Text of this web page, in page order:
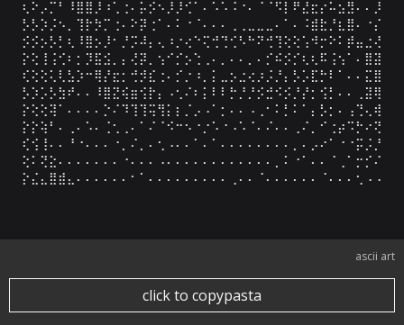
⢆⠕⡠⡉⠃⠸⣿⣿⡸⠰⢁⢐⠄⡥⡪⠢⡸⡸⢊⠁⠄⠡⠡⠨⠐⠄⠈⠈⠫⡇⠟⣜⣖⡔⠥⣢⣻⠄⠄⡸
⡣⡣⡱⡨⠢⡀⢹⡗⡳⡉⢐⠄⠕⡽⢐⠁⠄⠅⠐⠈⠄⠄⠄⢀⢀⣀⣀⣀⠄⠁⠄⠨⣾⣗⡘⣆⣿⠄⠐⡌
⡪⡪⡢⡣⡃⢆⠸⣿⡢⡸⠂⡘⡩⠼⡄⢄⠰⡐⢔⠑⢍⢚⢙⢊⠣⠓⠝⢚⢹⢕⢕⢡⠺⡒⠕⠅⡾⣤⣐⢜
⡕⢕⢸⢨⢊⠆⡂⡹⣯⣪⡀⡄⢜⡽⡀⢢⠊⡊⡢⢑⢀⠄⡀⠄⠄⡀⠄⡊⠮⡪⡊⢆⢆⠯⢨⢢⠁⠄⣿⣽
⢎⢕⢕⢅⢇⣣⡱⠒⢿⡜⣖⡂⢚⡺⣎⢐⠄⡊⡐⠰⡀⡅⣀⡢⣐⢔⡰⡨⡘⡄⡣⡡⣏⡓⠇⠁⠄⠄⣍⣿
⡣⡱⡡⡣⣳⠞⠄⠄⠸⣿⣝⢮⣶⢪⡗⡄⠠⢂⠌⠆⡅⠇⠇⡓⡘⡘⡪⣚⠪⡪⡘⡜⡂⢪⡃⠄⠄⢀⣽⢿
⡕⢕⢕⢽⠁⠄⠄⠄⠄⡑⠌⠹⢹⢹⢭⢻⡅⡆⡈⡠⠠⠁⡂⠄⠄⠠⢀⠂⠅⡃⠅⠁⡄⡣⡂⠄⢠⢙⢄⢾
⡕⡕⢵⠃⠄⢀⠄⠡⠄⢈⢂⢀⠄⠁⠌⠈⠪⠒⠢⠐⡐⠡⠐⠠⠡⠈⠄⠌⠄⠄⢀⠌⡀⠊⢐⡴⠩⡓⠔⢝
⢎⢪⢸⠄⠄⠘⠐⠄⠄⠄⠐⡀⠌⡀⠄⢂⠠⠄⠄⠁⠄⠁⠄⠄⠄⠄⠄⠄⠄⠄⡀⠄⡠⠔⠁⠐⠐⡭⡨⡘
⢕⠅⢝⣕⠄⠄⠄⠄⠄⠄⠄⠐⠄⠄⠄⠠⠄⠄⠄⠄⠄⠄⠄⠄⠄⠄⠄⠄⡀⠅⠐⠁⠄⠄⠈⢀⠁⡒⡊⠌
⡕⣌⣄⣿⣾⣄⠄⠄⠄⠄⠄⠄⠂⠁⠄⠄⠄⠄⠄⠄⠄⠄⠄⢀⠄⠄⠈⠄⠄⠄⠄⠄⠄⠈⠄⠄⠄⢂⠠⠠
ascii art
click to copypasta